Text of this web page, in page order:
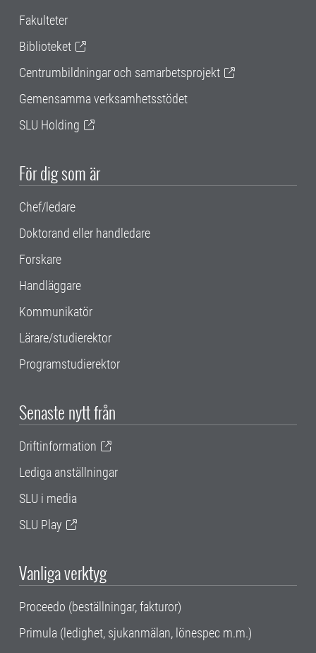
Fakulteter
Biblioteket
Centrumbildningar och samarbetsprojekt
Gemensamma verksamhetsstödet
SLU Holding
För dig som är
Chef/ledare
Doktorand eller handledare
Forskare
Handläggare
Kommunikatör
Lärare/studierektor
Programstudierektor
Senaste nytt från
Driftinformation
Lediga anställningar
SLU i media
SLU Play
Vanliga verktyg
Proceedo (beställningar, fakturor)
Primula (ledighet, sjukanmälan, lönespec m.m.)